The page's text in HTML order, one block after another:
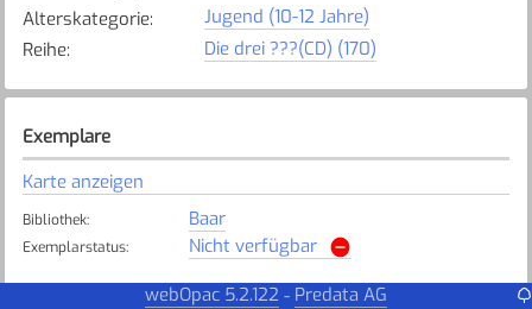
Alterskategorie:
Jugend (10-12 Jahre)
Reihe: Die drei ???(CD) (170)
Exemplare
Karte anzeigen
Bibliothek: Baar
Exemplarstatus: Nicht verfügbar
Cham
webOpac 5.2.122 - Predata AG